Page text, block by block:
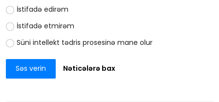
İstifadə edirəm
İstifadə etmirəm
Süni intellekt tədris prosesinə mane olur
Səs verin Nəticələrə bax